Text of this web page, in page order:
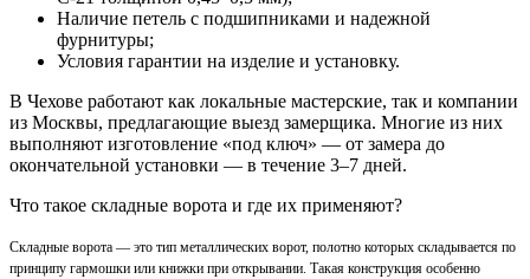
Наличие петель с подшипниками и надежной
фурнитуры;
Условия гарантии на изделие и установку.
В Чехове работают как локальные мастерские, так и компании
из Москвы, предлагающие выезд замерщика. Многие из них
выполняют изготовление «под ключ» — от замера до
окончательной установки — в течение 3–7 дней.
Что такое складные ворота и где их применяют?
Складные ворота — это тип металлических ворот, полотно которых складывается по
принципу гармошки или книжки при открывании. Такая конструкция особенно